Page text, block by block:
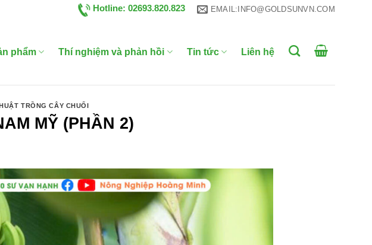
Hotline: 02693.820.823 EMAIL:INFO@GOLDSUNVN.COM
phẩm Thí nghiệm và phản hồi Tin tức Liên hệ
TRỒNG CÂY CHUỐI
MỸ (PHẦN 2)